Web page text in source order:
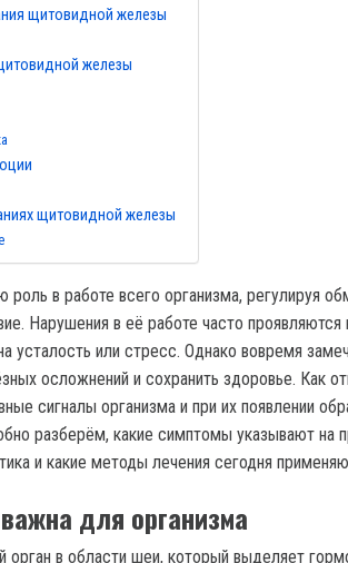
щитовидной железы
железы
щитовидной железы
в работе всего организма, регулируя
Нарушения в её работе часто проявляются
усталость или стресс. Однако вовремя
осложнений и сохранить здоровье. Как
сигналы организма и при их появлении
разберём, какие симптомы указывают на
и какие методы лечения сегодня
для организма
в области шеи, который выделяет